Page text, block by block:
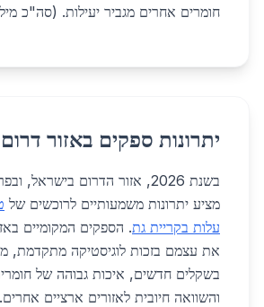
חומרים אחרים מגביר יעילות. (סה"כ מילים:
יתרונות ספקים באזור דרום
בשנת 2026, אזור הדרום בישראל,
מציע יתרונות משמעותיים לרוכשים של
עלות בקריית גת. הספקים המקומיים
את עצמם בזכות לוגיסטיקה מתקדמת,
בשקלים חדשים, איכות גבוהה של
והשוואה חיובית לאזורים ארציים